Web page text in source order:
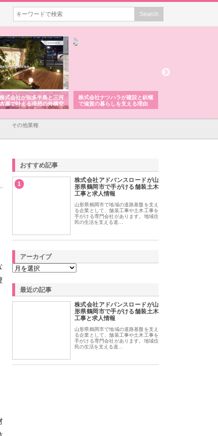
式会社が知多半島と三河
屋で叶える理想の外構空
株式会社ナツハラが建設と鋲螺
で滋賀の暮らしを支える理由
その他業種
おすすめ記事
1
株式会社アドバンスロードが山
形県鶴岡市で手がける舗装土木
工事と求人情報
山形県鶴岡市で地域の道路基盤を支え
る企業として、舗装工事や土木工事を
手がける専門会社があります。地域住
民の生活を支える道…
アーカイブ
最近の記事
株式会社アドバンスロードが山
形県鶴岡市で手がける舗装土木
工事と求人情報
山形県鶴岡市で地域の道路基盤を支え
る企業として、舗装工事や土木工事を
手がける専門会社があります。地域住
民の生活を支える道…